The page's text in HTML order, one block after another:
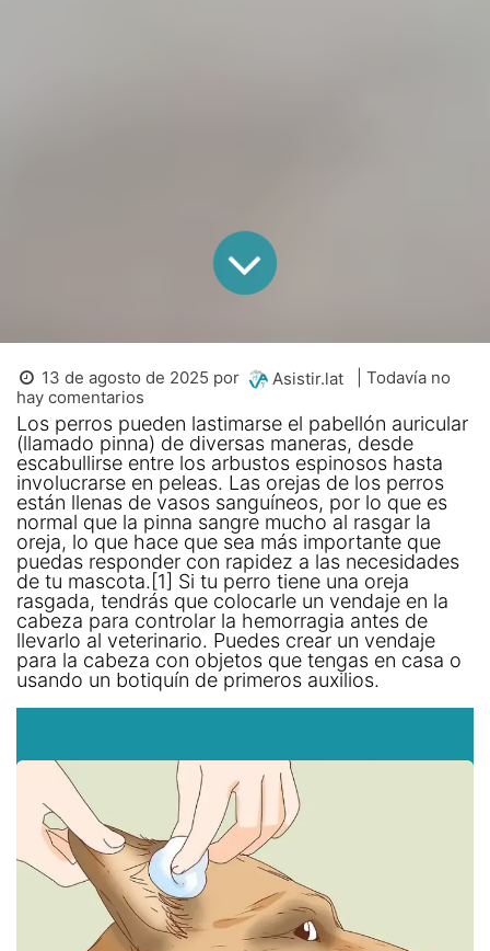
13 de agosto de 2025 por Asistir.lat
| Todavía no
hay comentarios
Los perros pueden lastimarse el pabellón auricular
(llamado pinna) de diversas maneras, desde
escabullirse entre los arbustos espinosos hasta
involucrarse en peleas. Las orejas de los perros
están llenas de vasos sanguíneos, por lo que es
normal que la pinna sangre mucho al rasgar la
oreja, lo que hace que sea más importante que
puedas responder con rapidez a las necesidades
de tu mascota.[1] Si tu perro tiene una oreja
rasgada, tendrás que colocarle un vendaje en la
cabeza para controlar la hemorragia antes de
llevarlo al veterinario. Puedes crear un vendaje
para la cabeza con objetos que tengas en casa o
usando un botiquín de primeros auxilios.